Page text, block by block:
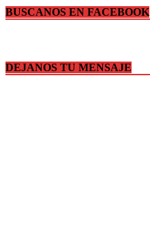
BUSCANOS EN FACEBOOK
DEJANOS TU MENSAJE